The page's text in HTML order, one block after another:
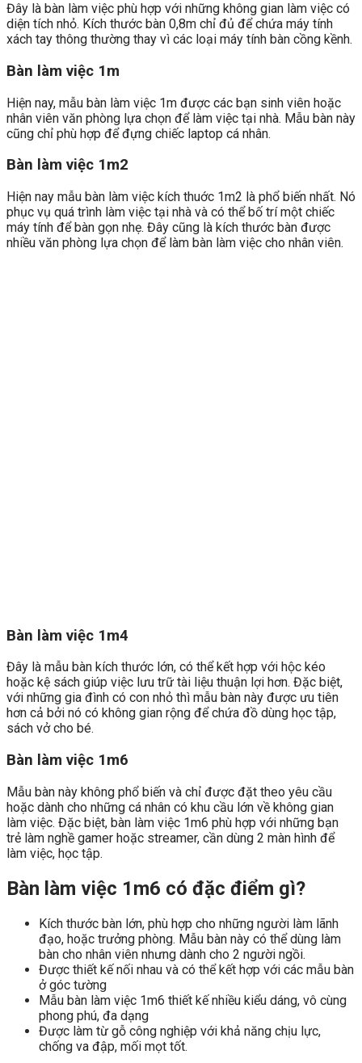
Đây là bàn làm việc phù hợp với những không gian làm việc có
diện tích nhỏ. Kích thước bàn 0,8m chỉ đủ để chứa máy tính
xách tay thông thường thay vì các loại máy tính bàn cồng kềnh.
Bàn làm việc 1m
Hiện nay, mẫu bàn làm việc 1m được các bạn sinh viên hoặc
nhân viên văn phòng lựa chọn để làm việc tại nhà. Mẫu bàn này
cũng chỉ phù hợp để đựng chiếc laptop cá nhân.
Bàn làm việc 1m2
Hiện nay mẫu bàn làm việc kích thuớc 1m2 là phổ biến nhất. Nó
phục vụ quá trình làm việc tại nhà và có thể bố trí một chiếc
máy tính để bàn gọn nhẹ. Đây cũng là kích thước bàn được
nhiều văn phòng lựa chọn để làm bàn làm việc cho nhân viên.
Bàn làm việc 1m4
Đây là mẫu bàn kích thước lớn, có thể kết hợp với hộc kéo
hoặc kệ sách giúp việc lưu trữ tài liệu thuận lợi hơn. Đặc biệt,
với những gia đình có con nhỏ thì mẫu bàn này được ưu tiên
hơn cả bởi nó có không gian rộng để chứa đồ dùng học tập,
sách vở cho bé.
Bàn làm việc 1m6
Mẫu bàn này không phổ biến và chỉ được đặt theo yêu cầu
hoặc dành cho những cá nhân có khu cầu lớn về không gian
làm việc. Đặc biệt, bàn làm việc 1m6 phù hợp với những bạn
trẻ làm nghề gamer hoặc streamer, cần dùng 2 màn hình để
làm việc, học tập.
Bàn làm việc 1m6 có đặc điểm gì?
Kích thước bàn lớn, phù hợp cho những người làm lãnh
đạo, hoặc trưởng phòng. Mẫu bàn này có thể dùng làm
bàn cho nhân viên nhưng dành cho 2 người ngồi.
Được thiết kế nối nhau và có thể kết hợp với các mẫu bàn
ở góc tường
Mẫu bàn làm việc 1m6 thiết kế nhiều kiểu dáng, vô cùng
phong phú, đa dạng
Được làm từ gỗ công nghiệp với khả năng chịu lực,
chống va đập, mối mọt tốt.